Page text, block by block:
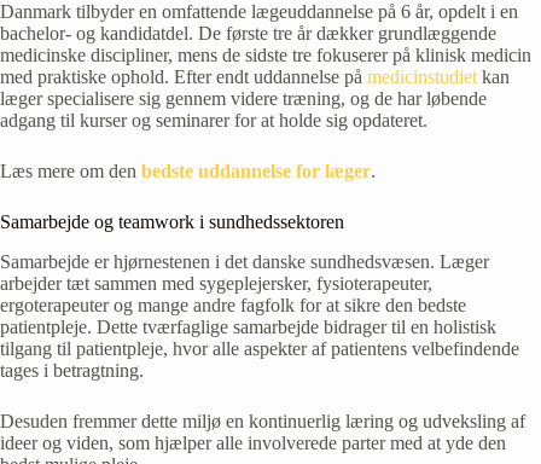
Danmark tilbyder en omfattende lægeuddannelse på 6 år, opdelt i en
bachelor- og kandidatdel. De første tre år dækker grundlæggende
medicinske discipliner, mens de sidste tre fokuserer på klinisk medicin
med praktiske ophold. Efter endt uddannelse på medicinstudiet kan
læger specialisere sig gennem videre træning, og de har løbende
adgang til kurser og seminarer for at holde sig opdateret.
Læs mere om den bedste uddannelse for læger.
Samarbejde og teamwork i sundhedssektoren
Samarbejde er hjørnestenen i det danske sundhedsvæsen. Læger
arbejder tæt sammen med sygeplejersker, fysioterapeuter,
ergoterapeuter og mange andre fagfolk for at sikre den bedste
patientpleje. Dette tværfaglige samarbejde bidrager til en holistisk
tilgang til patientpleje, hvor alle aspekter af patientens velbefindende
tages i betragtning.
Desuden fremmer dette miljø en kontinuerlig læring og udveksling af
ideer og viden, som hjælper alle involverede parter med at yde den